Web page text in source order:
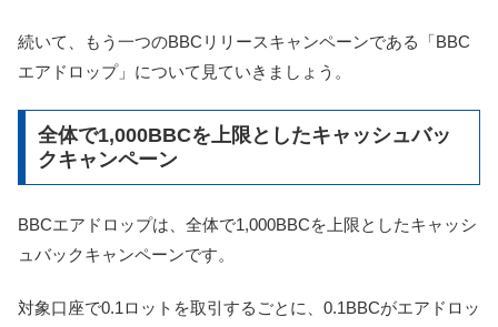
続いて、もう一つのBBCリリースキャンペーンである「BBC
エアドロップ」について見ていきましょう。
全体で1,000BBCを上限としたキャッシュバッ
クキャンペーン
BBCエアドロップは、全体で1,000BBCを上限としたキャッシ
ュバックキャンペーンです。
対象口座で0.1ロットを取引するごとに、0.1BBCがエアドロッ